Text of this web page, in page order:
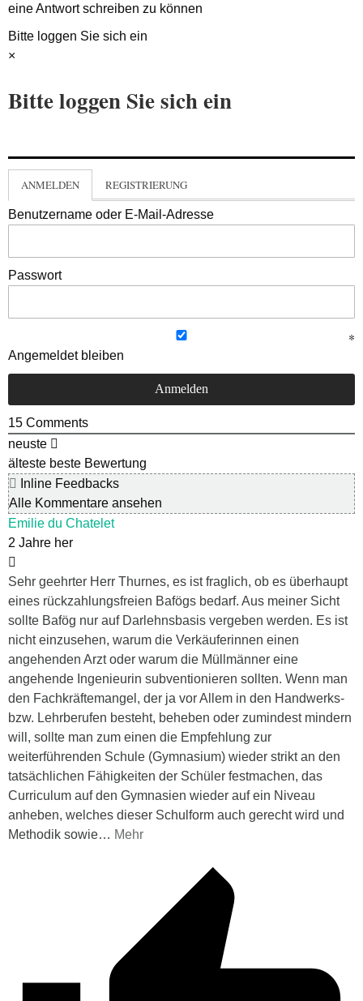
eine Antwort schreiben zu können
Bitte loggen Sie sich ein
×
Bitte loggen Sie sich ein
ANMELDEN REGISTRIERUNG
Benutzername oder E-Mail-Adresse
Passwort
Angemeldet bleiben
15 Comments
neuste
älteste beste Bewertung
Inline Feedbacks
Alle Kommentare ansehen
Emilie du Chatelet
2 Jahre her
Sehr geehrter Herr Thurnes, es ist fraglich, ob es überhaupt
eines rückzahlungsfreien Bafögs bedarf. Aus meiner Sicht
sollte Bafög nur auf Darlehnsbasis vergeben werden. Es ist
nicht einzusehen, warum die Verkäuferinnen einen
angehenden Arzt oder warum die Müllmänner eine
angehende Ingenieurin subventionieren sollten. Wenn man
den Fachkräftemangel, der ja vor Allem in den Handwerks-
bzw. Lehrberufen besteht, beheben oder zumindest mindern
will, sollte man zum einen die Empfehlung zur
weiterführenden Schule (Gymnasium) wieder strikt an den
tatsächlichen Fähigkeiten der Schüler festmachen, das
Curriculum auf den Gymnasien wieder auf ein Niveau
anheben, welches dieser Schulform auch gerecht wird und
Methodik sowie… Mehr